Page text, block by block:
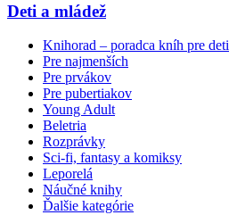
Deti a mládež
Knihorad – poradca kníh pre deti
Pre najmenších
Pre prvákov
Pre pubertiakov
Young Adult
Beletria
Rozprávky
Sci-fi, fantasy a komiksy
Leporelá
Náučné knihy
Ďalšie kategórie